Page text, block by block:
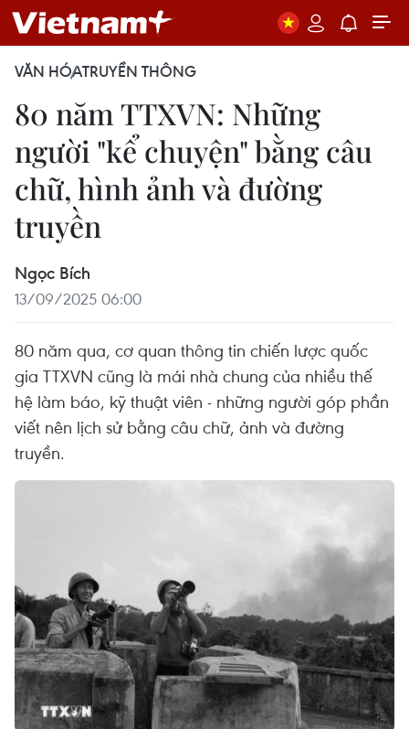
VĂN HÓATRUYỀN THÔNG
80 năm TTXVN: Những
người "kể chuyện" bằng câu
chữ, hình ảnh và đường
truyền
Ngọc Bích
13/09/2025 06:00
80 năm qua, cơ quan thông tin chiến lược quốc
gia TTXVN cũng là mái nhà chung của nhiều thế
hệ làm báo, kỹ thuật viên - những người góp phần
viết nên lịch sử bằng câu chữ, ảnh và đường
truyền.